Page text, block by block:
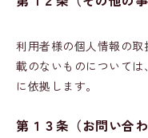
利用者様の個人情報の
載のないものについて
に依拠します。
第１３条 （お問い合